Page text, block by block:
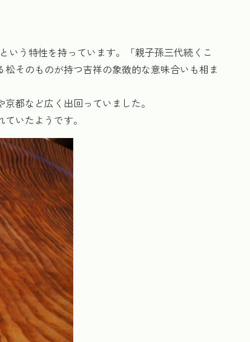
いう特性を持っています。「親子孫三代続くこ
そのものが持つ吉祥の象徴的な意味合いも相ま
都など広く出回っていました。
いたようです。